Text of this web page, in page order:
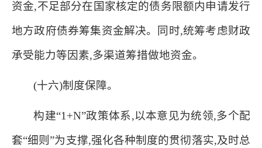
资金,不足部分在国家核定的债务限额内申请发行
地方政府债券筹集资金解决。同时,统筹考虑财政
承受能力等因素,多渠道筹措做地资金。
(十六)制度保障。
构建“1+N”政策体系,以本意见为统领,多个配
套“细则”为支撑,强化各种制度的贯彻落实,及时总